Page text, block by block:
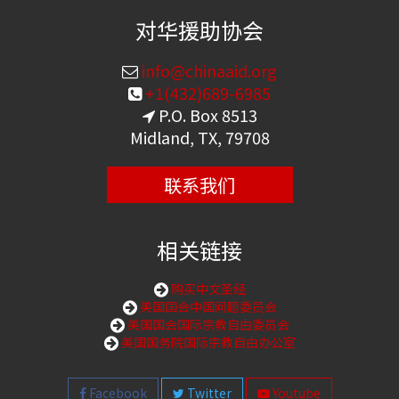
对华援助协会
info@chinaaid.org
+1(432)689-6985
P.O. Box 8513
Midland, TX, 79708
联系我们
相关链接
购买中文圣经
美国国会中国问题委员会
美国国会国际宗教自由委员会
美国国务院国际宗教自由办公室
Facebook Twitter Youtube